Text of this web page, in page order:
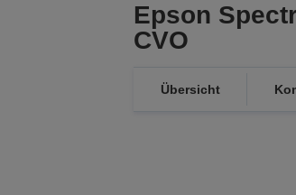
Epson
CVO
Übersicht